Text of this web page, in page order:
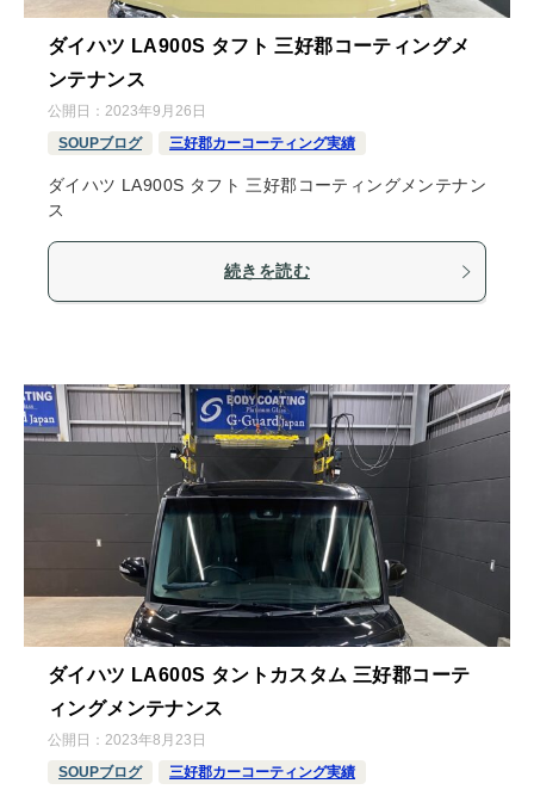
ダイハツ LA900S タフト 三好郡コーティングメ
ンテナンス
公開日： 2023年9月26日
SOUPブログ
三好郡カーコーティング実績
ダイハツ LA900S タフト 三好郡コーティングメンテナン
ス
続きを読む
ダイハツ LA600S タントカスタム 三好郡コーテ
ィングメンテナンス
公開日： 2023年8月23日
SOUPブログ
三好郡カーコーティング実績